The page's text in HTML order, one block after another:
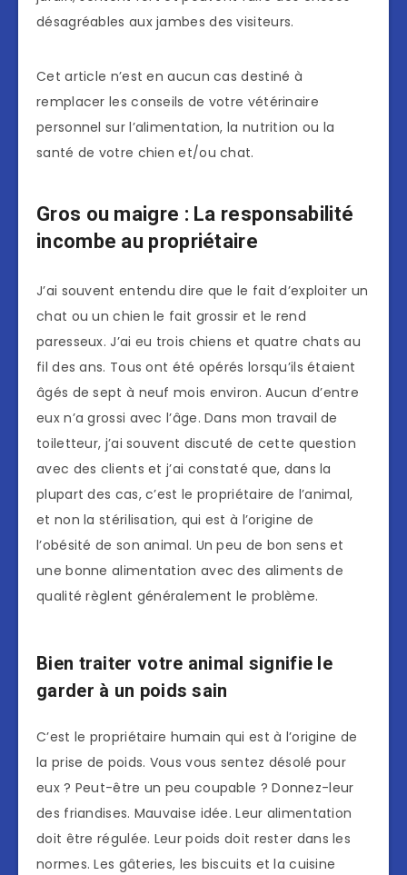
désagréables aux jambes des visiteurs.
Cet article n’est en aucun cas destiné à
remplacer les conseils de votre vétérinaire
personnel sur l’alimentation, la nutrition ou la
santé de votre chien et/ou chat.
Gros ou maigre : La responsabilité
incombe au propriétaire
J’ai souvent entendu dire que le fait d’exploiter un
chat ou un chien le fait grossir et le rend
paresseux. J’ai eu trois chiens et quatre chats au
fil des ans. Tous ont été opérés lorsqu’ils étaient
âgés de sept à neuf mois environ. Aucun d’entre
eux n’a grossi avec l’âge. Dans mon travail de
toiletteur, j’ai souvent discuté de cette question
avec des clients et j’ai constaté que, dans la
plupart des cas, c’est le propriétaire de l’animal,
et non la stérilisation, qui est à l’origine de
l’obésité de son animal. Un peu de bon sens et
une bonne alimentation avec des aliments de
qualité règlent généralement le problème.
Bien traiter votre animal signifie le
garder à un poids sain
C’est le propriétaire humain qui est à l’origine de
la prise de poids. Vous vous sentez désolé pour
eux ? Peut-être un peu coupable ? Donnez-leur
des friandises. Mauvaise idée. Leur alimentation
doit être régulée. Leur poids doit rester dans les
normes. Les gâteries, les biscuits et la cuisine